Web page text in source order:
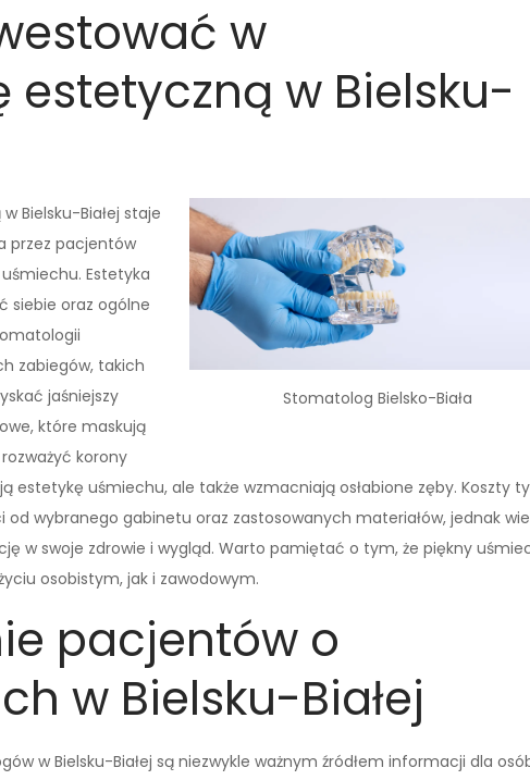
w
w Bielsku-
Stomatolog Bielsko-Biała
Bielsku-Białej staje
przez pacjentów
Estetyka
siebie oraz ogólne
zabiegów, takich
jaśniejszy
które maskują
korony
estetykę uśmiechu, ale także wzmacniają osłabione zęby. Koszty
od wybranego gabinetu oraz zastosowanych materiałów, jednak
w swoje zdrowie i wygląd. Warto pamiętać o tym, że piękny
osobistym, jak i zawodowym.
pacjentów o
w Bielsku-Białej
w Bielsku-Białej są niezwykle ważnym źródłem informacji dla